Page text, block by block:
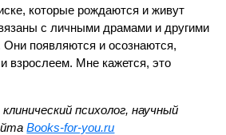
которые рождаются и живут
с личными драмами и другими
Они появляются и осознаются,
взрослеем. Мне кажется, это
клинический психолог, научный
Books-for-you.ru